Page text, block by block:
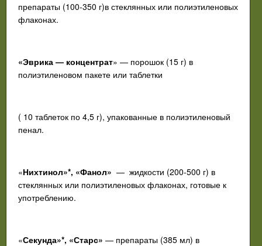
препараты (100-350 г)в стеклянных или полиэтиленовых
флаконах.
«Эврика — концентрат» — порошок (15 г) в
полиэтиленовом пакете или таблетки
( 10 таблеток по 4,5 г), упакованные в полиэтиленовый
пенал.
«Нихтинол»*, «Фанол» — жидкости (200-500 г) в
стеклянных или полиэтиленовых флаконах, готовые к
употреблению.
«Секунда»*, «Старс» — препараты (385 мл) в